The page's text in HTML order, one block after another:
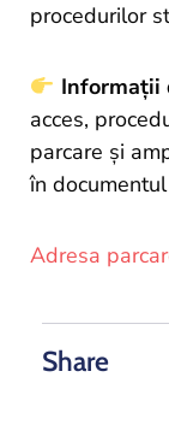
procedurilor
Informații
acces,
parcare și
în
Adresa
Share